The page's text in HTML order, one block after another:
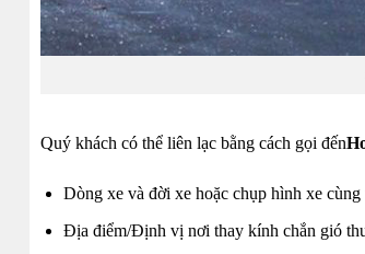
Quý khách có thể liên lạc bằng cách gọi đến
Dòng xe và đời xe hoặc chụp hình xe
Địa điểm/Định vị nơi thay kính chắn gió